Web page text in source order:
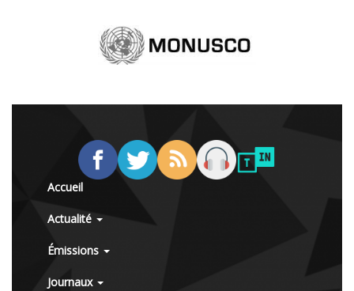
Accueil
Actualité
Émissions
Journaux